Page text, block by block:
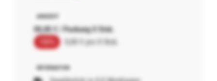
00,00 € / Packung 0 Stck.
0,00 € pro 0 Stck.